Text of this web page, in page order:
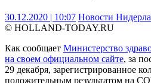
30.12.2020 | 10:07 Новости
© HOLLAND-TODAY.RU
Как сообщает Министерство
на своем официальном сайте, за
29 декабря, зарегистрированное
положительным результатом на